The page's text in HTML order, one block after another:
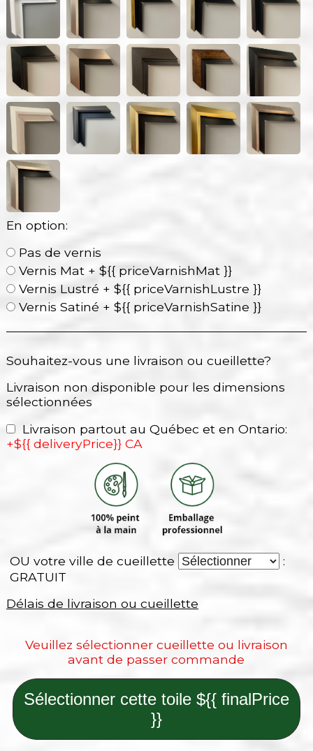
En option:
Pas de vernis
Vernis Mat + ${{ priceVarnishMat }}
Vernis Lustré + ${{ priceVarnishLustre }}
Vernis Satiné + ${{ priceVarnishSatine }}
Souhaitez-vous une livraison ou cueillette?
Livraison non disponible pour les dimensions
sélectionnées
Livraison partout au Québec et en Ontario:
+${{ deliveryPrice}} CA
OU votre ville de cueillette
:
GRATUIT
Délais de livraison ou cueillette
Veuillez sélectionner cueillette ou livraison
avant de passer commande
Sélectionner cette toile ${{ finalPrice
}}